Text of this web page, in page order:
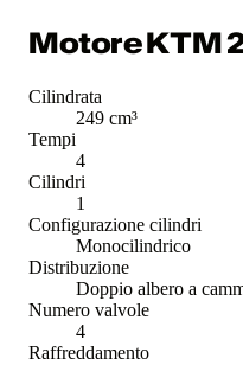
Motore KTM
Cilindrata
249 cm³
Tempi
4
Cilindri
1
Configurazione cilindri
Monocilindrico
Distribuzione
Doppio albero a
Numero valvole
4
Raffreddamento